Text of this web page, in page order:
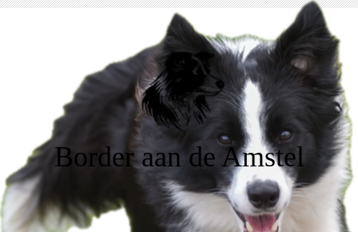
Border aan de Amstel